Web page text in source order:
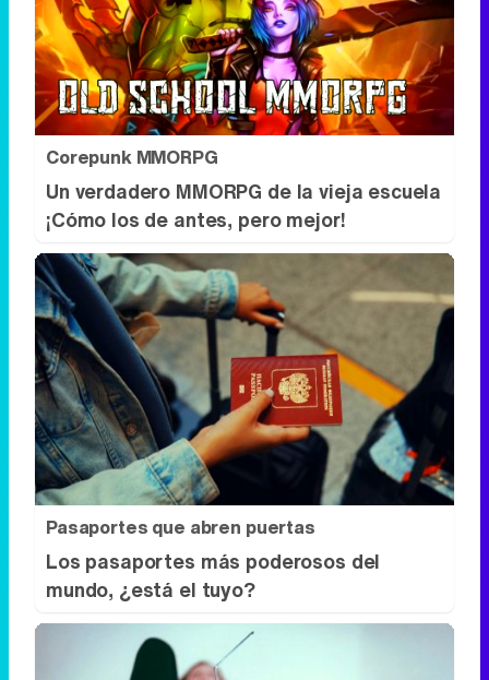
Corepunk MMORPG
Un verdadero MMORPG de la vieja escuela
¡Cómo los de antes, pero mejor!
Pasaportes que abren puertas
Los pasaportes más poderosos del
mundo, ¿está el tuyo?